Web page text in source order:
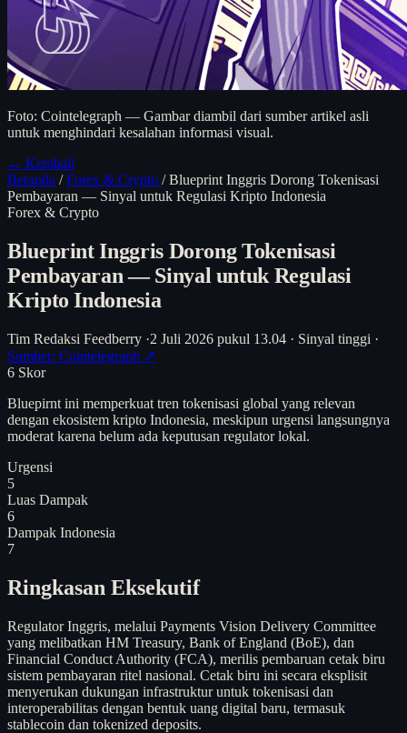
Foto: Cointelegraph — Gambar diambil dari sumber artikel asli
untuk menghindari kesalahan informasi visual.
← Kembali
Beranda / Forex & Crypto / Blueprint Inggris Dorong Tokenisasi
Pembayaran — Sinyal untuk Regulasi Kripto Indonesia
Forex & Crypto
Blueprint Inggris Dorong Tokenisasi
Pembayaran — Sinyal untuk Regulasi
Kripto Indonesia
Tim Redaksi Feedberry ·2 Juli 2026 pukul 13.04 · Sinyal tinggi ·
Sumber: Cointelegraph ↗
6 Skor
Bluepirnt ini memperkuat tren tokenisasi global yang relevan
dengan ekosistem kripto Indonesia, meskipun urgensi langsungnya
moderat karena belum ada keputusan regulator lokal.
Urgensi
5
Luas Dampak
6
Dampak Indonesia
7
Ringkasan Eksekutif
Regulator Inggris, melalui Payments Vision Delivery Committee
yang melibatkan HM Treasury, Bank of England (BoE), dan
Financial Conduct Authority (FCA), merilis pembaruan cetak biru
sistem pembayaran ritel nasional. Cetak biru ini secara eksplisit
menyerukan dukungan infrastruktur untuk tokenisasi dan
interoperabilitas dengan bentuk uang digital baru, termasuk
stablecoin dan tokenized deposits.